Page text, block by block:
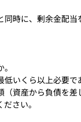
時に、剰余金配当
いくら以上必要
（資産から負債を差
さい。